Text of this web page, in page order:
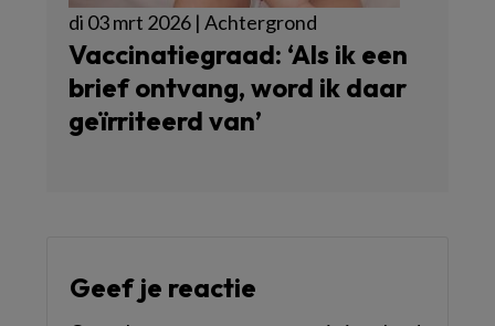
di 03 mrt 2026 | Achtergrond
Vaccinatiegraad: ‘Als ik een
brief ontvang, word ik daar
geïrriteerd van’
Geef je reactie